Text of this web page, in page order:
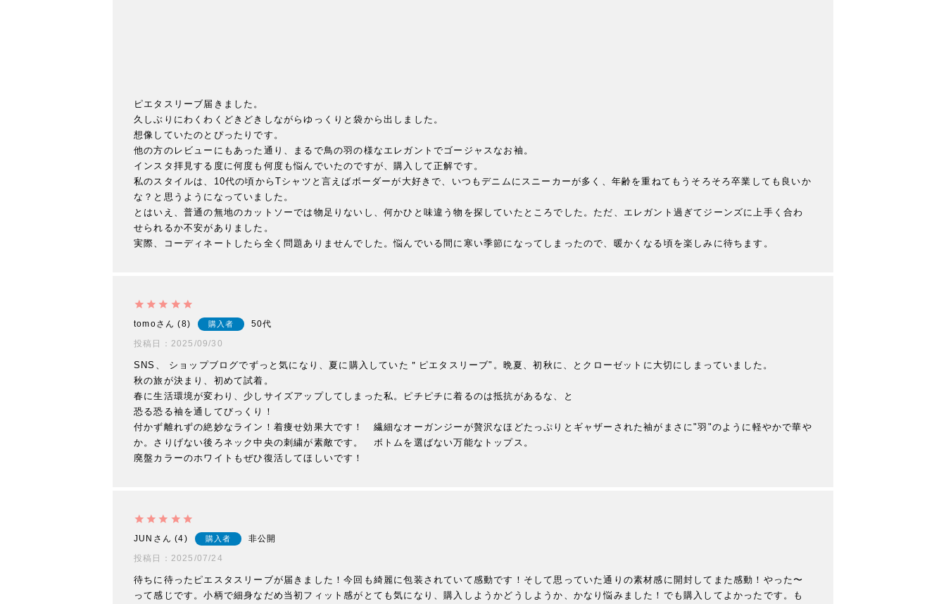
ピエタスリーブ届きました。
久しぶりにわくわくどきどきしながらゆっくりと袋から出しました。
想像していたのとぴったりです。
他の方のレビューにもあった通り、まるで鳥の羽の様なエレガントでゴージャスなお袖。
インスタ拝見する度に何度も何度も悩んでいたのですが、購入して正解です。
私のスタイルは、10代の頃からTシャツと言えばボーダーが大好きで、いつもデニムにスニーカーが多く、年齢を重ねてもうそろそろ卒業しても良いか
な？と思うようになっていました。
とはいえ、普通の無地のカットソーでは物足りないし、何かひと味違う物を探していたところでした。ただ、エレガント過ぎてジーンズに上手く合わ
せられるか不安がありました。
tomo 8 購入者
50代
投稿日
2025/09/30
SNS、 ショップブログでずっと気になり、夏に購入していた＂ピエタスリーブ"。晩夏、初秋に、とクローゼットに大切にしまっていました。
秋の旅が決まり、初めて試着。
春に生活環境が変わり、少しサイズアップしてしまった私。ピチピチに着るのは抵抗があるな、と
恐る恐る袖を通してびっくり！
付かず離れずの絶妙なライン！着痩せ効果大です！　繊細なオーガンジーが贅沢なほどたっぷりとギャザーされた袖がまさに"羽"のように軽やかで華や
か。さりげない後ろネック中央の刺繍が素敵です。　ボトムを選ばない万能なトップス。
JUN 4 購入者
非公開
投稿日
2025/07/24
待ちに待ったピエスタスリーブが届きました！今回も綺麗に包装されていて感動です！そして思っていた通りの素材感に開封してまた感動！やった〜
って感じです。小柄で細身なだめ当初フィット感がとても気になり、購入しようかどうしようか、かなり悩みました！でも購入してよかったです。も